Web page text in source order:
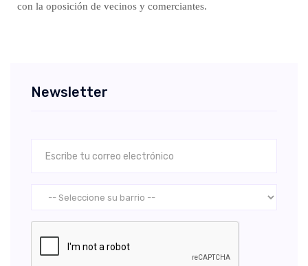
con la oposición de vecinos y comerciantes.
Newsletter